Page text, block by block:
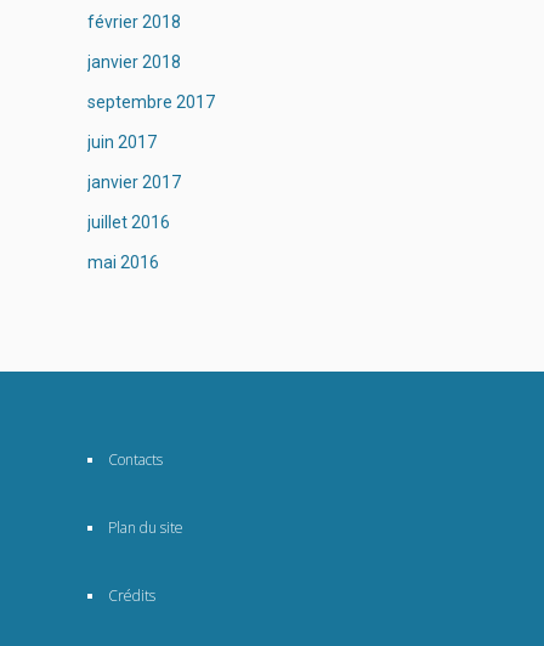
février 2018
janvier 2018
septembre 2017
juin 2017
janvier 2017
juillet 2016
mai 2016
Contacts
Plan du site
Crédits